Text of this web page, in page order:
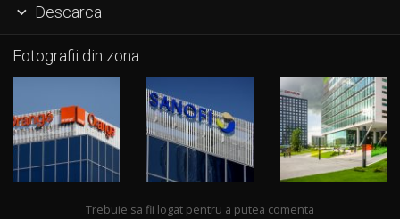
 Descarca
Fotografii din zona
Trebuie sa fii logat pentru a putea comenta